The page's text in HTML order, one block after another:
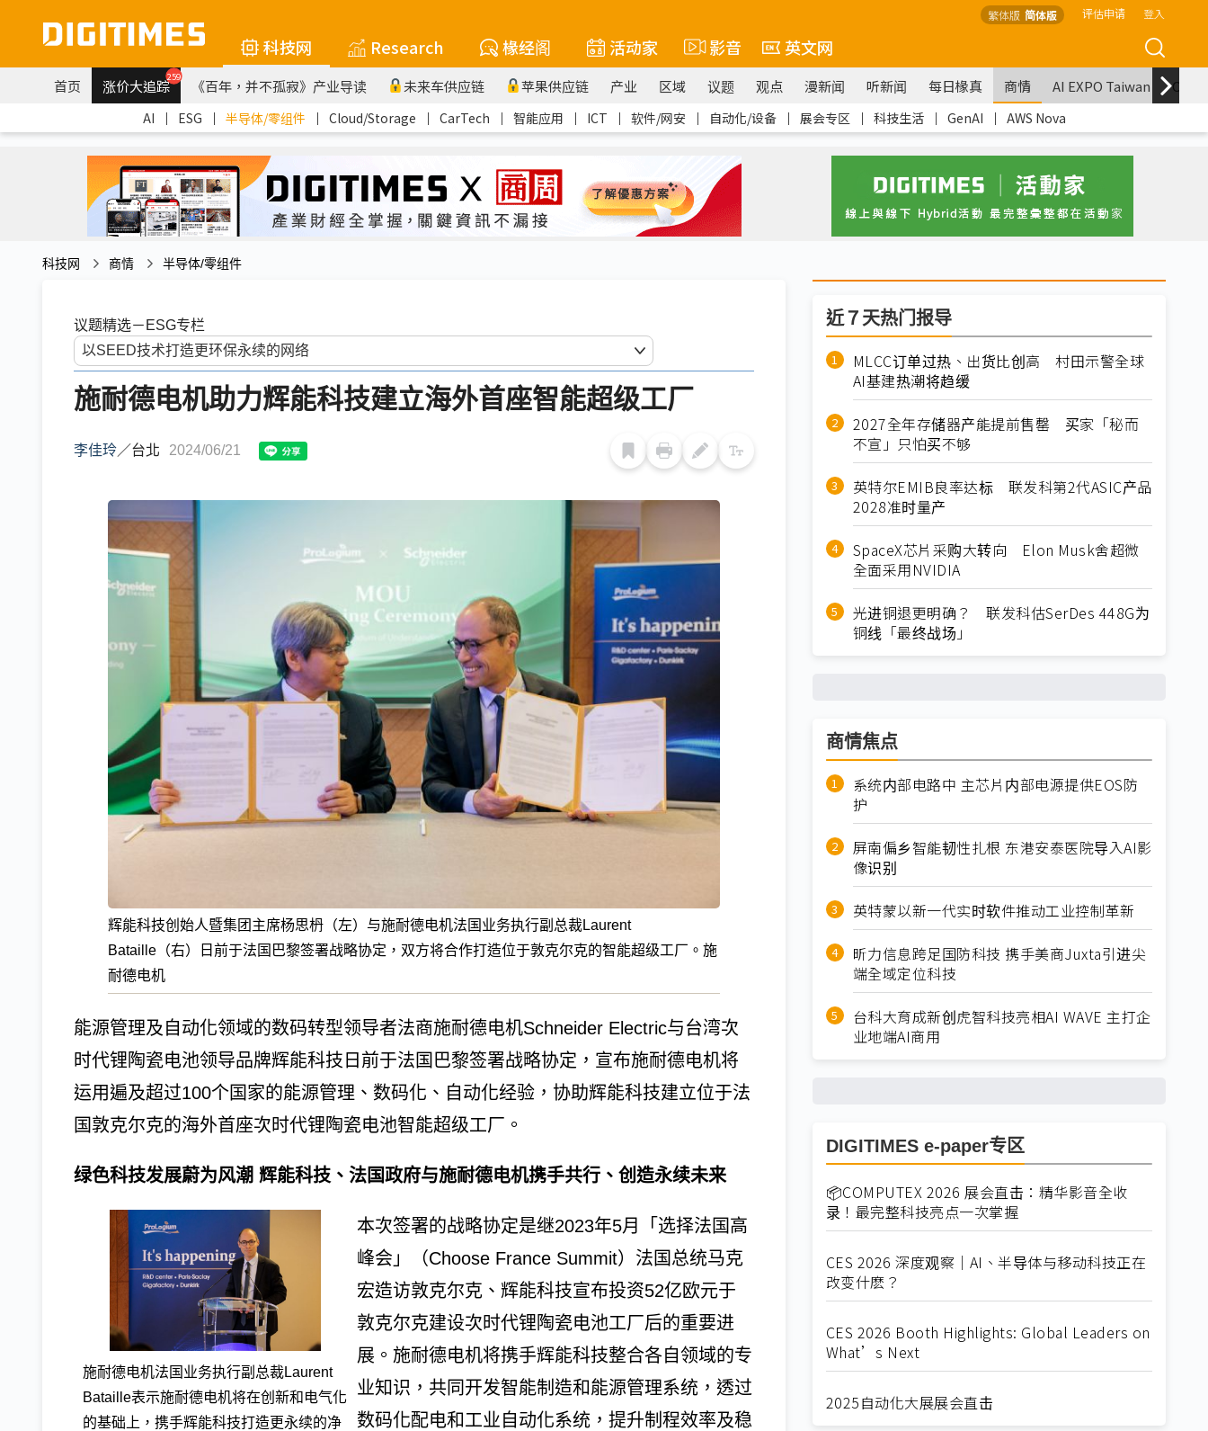
繁体版 简体版 评估申请 登入
科技网 Research 椽经阁 活动家 影音 英文网
首页 涨价大追踪259 《百年，并不孤寂》产业导读 未来车供应链 苹果供应链 产业 区域 议题 观点 漫新闻 听新闻 每日椽真 商情 AI EXPO Taiwan
AI ｜ ESG ｜ 半导体/零组件 ｜ Cloud/Storage ｜ CarTech ｜ 智能应用 ｜ ICT ｜ 软件/网安 ｜ 自动化/设备 ｜ 展会专区 ｜ 科技生活 ｜ GenAI ｜ AWS Nova
科技网 商情 半导体/零组件
议题精选－ESG专栏
施耐德电机助力辉能科技建立海外首座智能超级工厂
李佳玲／台北 2024/06/21
辉能科技创始人暨集团主席杨思枬（左）与施耐德电机法国业务执行副总裁Laurent
Bataille（右）日前于法国巴黎签署战略协定，双方将合作打造位于敦克尔克的智能超级工厂。施
耐德电机
能源管理及自动化领域的数码转型领导者法商施耐德电机Schneider Electric与台湾次
时代锂陶瓷电池领导品牌辉能科技日前于法国巴黎签署战略协定，宣布施耐德电机将
运用遍及超过100个国家的能源管理、数码化、自动化经验，协助辉能科技建立位于法
国敦克尔克的海外首座次时代锂陶瓷电池智能超级工厂。
绿色科技发展蔚为风潮 辉能科技、法国政府与施耐德电机携手共行、创造永续未来
施耐德电机法国业务执行副总裁Laurent
Bataille表示施耐德电机将在创新和电气化
的基础上，携手辉能科技打造更永续的净
本次签署的战略协定是继2023年5月「选择法国高
峰会」（Choose France Summit）法国总统马克
宏造访敦克尔克、辉能科技宣布投资52亿欧元于
敦克尔克建设次时代锂陶瓷电池工厂后的重要进
展。施耐德电机将携手辉能科技整合各自领域的专
业知识，共同开发智能制造和能源管理系统，透过
数码化配电和工业自动化系统，提升制程效率及稳
近７天热门报导
MLCC订单过热、出货比创高 村田示警全球
AI基建热潮将趋缓
2027全年存储器产能提前售罄 买家「秘而
不宣」只怕买不够
英特尔EMIB良率达标 联发科第2代ASIC产品
2028准时量产
SpaceX芯片采购大转向 Elon Musk舍超微
全面采用NVIDIA
光进铜退更明确？ 联发科估SerDes 448G为
铜线「最终战场」
商情焦点
系统内部电路中 主芯片内部电源提供EOS防
护
屏南偏乡智能韧性扎根 东港安泰医院导入AI影
像识别
英特蒙以新一代实时软件推动工业控制革新
昕力信息跨足国防科技 携手美商Juxta引进尖
端全域定位科技
台科大育成新创虎智科技亮相AI WAVE 主打企
业地端AI商用
DIGITIMES e-paper专区
📦COMPUTEX 2026 展会直击：精华影音全收
录！最完整科技亮点一次掌握
CES 2026 深度观察｜AI、半导体与移动科技正在
改变什麽？
CES 2026 Booth Highlights: Global Leaders on
What’s Next
2025自动化大展展会直击